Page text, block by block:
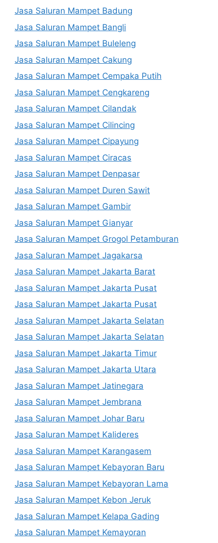
Jasa Saluran Mampet Badung
Jasa Saluran Mampet Bangli
Jasa Saluran Mampet Buleleng
Jasa Saluran Mampet Cakung
Jasa Saluran Mampet Cempaka Putih
Jasa Saluran Mampet Cengkareng
Jasa Saluran Mampet Cilandak
Jasa Saluran Mampet Cilincing
Jasa Saluran Mampet Cipayung
Jasa Saluran Mampet Ciracas
Jasa Saluran Mampet Denpasar
Jasa Saluran Mampet Duren Sawit
Jasa Saluran Mampet Gambir
Jasa Saluran Mampet Gianyar
Jasa Saluran Mampet Grogol Petamburan
Jasa Saluran Mampet Jagakarsa
Jasa Saluran Mampet Jakarta Barat
Jasa Saluran Mampet Jakarta Pusat
Jasa Saluran Mampet Jakarta Pusat
Jasa Saluran Mampet Jakarta Selatan
Jasa Saluran Mampet Jakarta Selatan
Jasa Saluran Mampet Jakarta Timur
Jasa Saluran Mampet Jakarta Utara
Jasa Saluran Mampet Jatinegara
Jasa Saluran Mampet Jembrana
Jasa Saluran Mampet Johar Baru
Jasa Saluran Mampet Kalideres
Jasa Saluran Mampet Karangasem
Jasa Saluran Mampet Kebayoran Baru
Jasa Saluran Mampet Kebayoran Lama
Jasa Saluran Mampet Kebon Jeruk
Jasa Saluran Mampet Kelapa Gading
Jasa Saluran Mampet Kemayoran